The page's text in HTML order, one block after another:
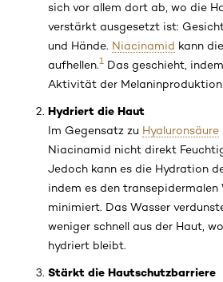
sich vor allem dort ab, wo die
verstärkt ausgesetzt ist:
und Hände. Niacinamid kann
aufhellen.1 Das geschieht,
Aktivität der Melaninproduktion
Hydriert die Haut
Im Gegensatz zu Hyaluronsäure
Niacinamid nicht direkt
Jedoch kann es die Hydration
indem es den transepidermalen
minimiert. Das Wasser
weniger schnell aus der Haut,
hydriert bleibt.
Stärkt die Hautschutzbarriere